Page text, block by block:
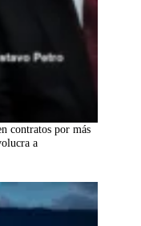
contratos por más
a